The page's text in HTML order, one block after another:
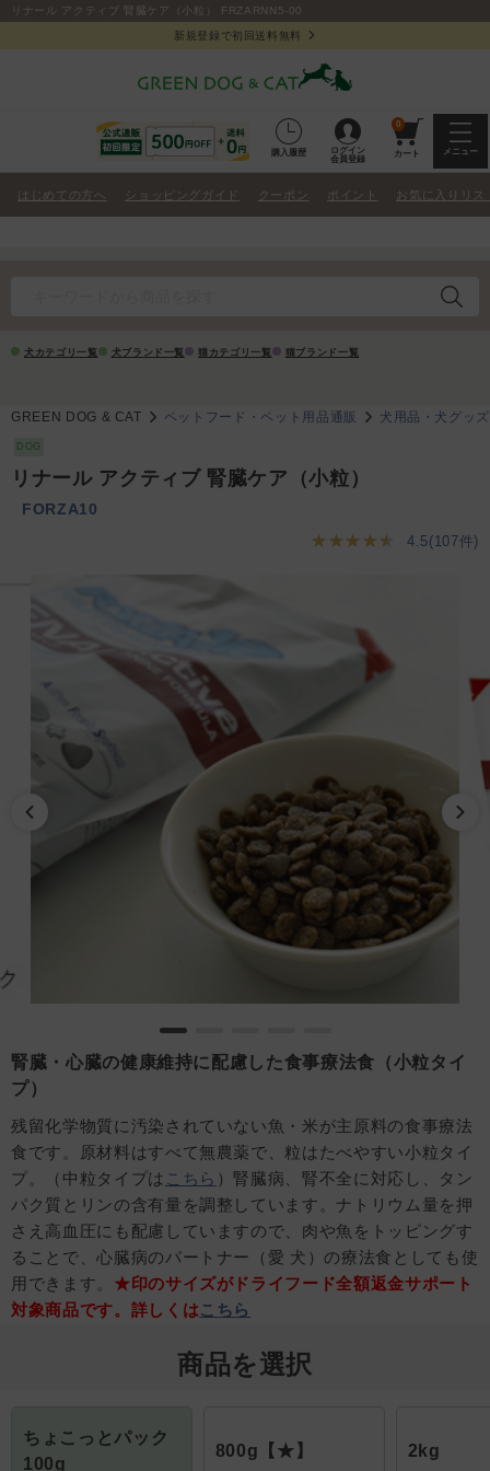
リナール アクティブ 腎臓ケア（小粒） FRZARNN5-00
新規登録で初回送料無料
購入履歴
ログイン
会員登録
0
カート メニュー
はじめての方へ ショッピングガイド クーポン ポイント お気に入りリス
犬カテゴリ一覧 犬ブランド一覧 猫カテゴリ一覧 猫ブランド一覧
GREEN DOG & CAT ペットフード・ペット用品通販 犬用品・犬グッズ
DOG
リナール アクティブ 腎臓ケア（小粒）
FORZA10
★★★★★ 4.5(107件)
腎臓・心臓の健康維持に配慮した食事療法食（小粒タイ
プ）
残留化学物質に汚染されていない魚・米が主原料の食事療法
食です。原材料はすべて無農薬で、粒はたべやすい小粒タイ
プ。（中粒タイプは こちら ）腎臓病、腎不全に対応し、タン
パク質とリンの含有量を調整しています。ナトリウム量を押
さえ高血圧にも配慮していますので、肉や魚をトッピングす
ることで、心臓病のパートナー（愛 犬）の療法食としても使
用できます。 ★印のサイズがドライフード全額返金サポート
対象商品です。詳しくはこちら
商品を選択
ちょこっとパック
100g
800g【★】 2kg